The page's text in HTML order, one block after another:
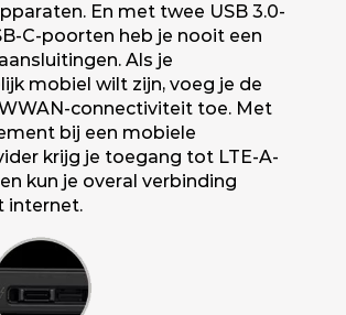
En met twee USB 3.0-
C-poorten heb je nooit een
Als je
mobiel wilt zijn, voeg je de
connectiviteit toe. Met
bij een mobiele
krijg je toegang tot LTE-A-
kun je overal verbinding
internet.